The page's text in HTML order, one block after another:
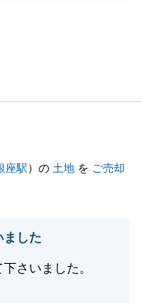
ご連絡頂ければと
座駅）の 土地 を ご売却
ました
さいました。